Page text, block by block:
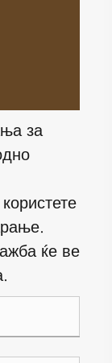
за
ќе ве